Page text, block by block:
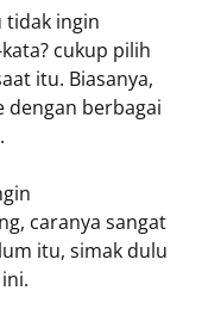
tidak ingin
cukup pilih
itu. Biasanya,
berbagai
caranya sangat
itu, simak dulu